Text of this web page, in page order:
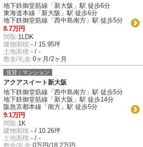
地下鉄御堂筋線「新大阪」駅 徒歩6分
東海道本線「新大阪」駅 徒歩6分
地下鉄御堂筋線「西中島南方」駅 徒歩5分
8.7万円
間取:1LDK
建物面積:- / 15.95坪
土地面積:- / -
敷金/礼金:0ヶ月/2ヶ月
賃貸｜マンション
アクアスイート新大阪
地下鉄御堂筋線「西中島南方」駅 徒歩5分
地下鉄御堂筋線「新大阪」駅 徒歩14分
阪急京都本線「南方」駅 徒歩5分
9.1万円
間取:1K
建物面積:- / 10.26坪
土地面積:- / -
敷金/礼金:0万円/18.2万円